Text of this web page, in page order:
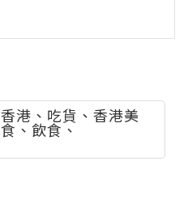
港、吃貨、香港美
、飲食、